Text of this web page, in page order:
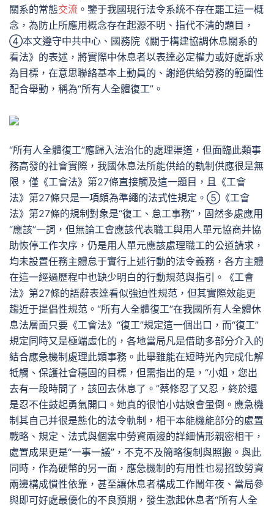
關系的常態交流 。鑒于我國現行法令系統不存在罷工這一概
念，為防止所應用概念存在起源不明、指代不清的題目，
④本文遵守中共中心、國務院《關于構建協調休息關系的
看法》的表述，將實際中休息者以表達必定權力或好處訴求
為目標，在意思聯絡基本上動員的、謝絕供給勞務的範圍性
配合舉動，稱為“所有人全體復工”。
“所有人全體復工”應歸入法治化的處理渠道，但面臨此類事
務高發的社會實際，我國休息法所能供給的軌制供應很是無
限，僅《工會法》第27條直接觸及這一題目，且《工會
法》第27條只是一項頗為準繩的法式性規定。⑤《工會
法》第27條的規制對象是“復工、怠工事務”，固然多處應用
“應該”一詞，但無論工會應該代表職工與用人單元協商并協
助恢停工作次序，仍是用人單元應該處理職工的公道請求，
均未設置任務主體怠于實行上述行動的法令義務，各方主體
在這一經過歷程中也缺少明白的行動規范與指引。《工會
法》第27條的語辭表達看似強迫性規范，但其實際效能更
趨近于提倡性規范。“所有人全體復工”在我國所有人全體休
息法層面只要《工會法》“復工”規定這一個出口，而“復工”
規定同時又是極端虛化的，各地當局凡是借助多部分介入的
結合應急機制處理此類事務。此舉雖能在短時光內完成化解
牴觸、保護社會穩固的目標，但需指出的是，“小姐，您出
去有一段時間了，該回去休息了。”蔡修忍了又忍，終於還
是忍不住鼓起勇氣開口。她真的很怕小姑娘會暈倒。應急機
制其自己并很是態化的法令軌制，相干本能機能部分的處置
戰略、規定、法式與個案中勞資兩邊的詳細情形親密相干，
處置成果更是“一事一議”，不克不及簡略復制與照搬。與此
同時，作為硬幣的另一面，應急機制的有用性也易招致勞資
兩邊構成慣性依靠，甚至讓休息者構成工作鬧年夜、當局參
與即可好處最優化的不良預期，發生激起休息者“所有人全